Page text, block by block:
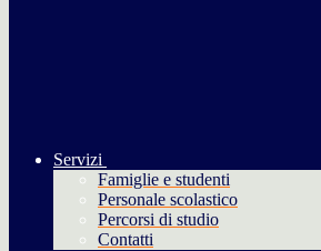
Servizi
Famiglie e studenti
Personale scolastico
Percorsi di studio
Contatti